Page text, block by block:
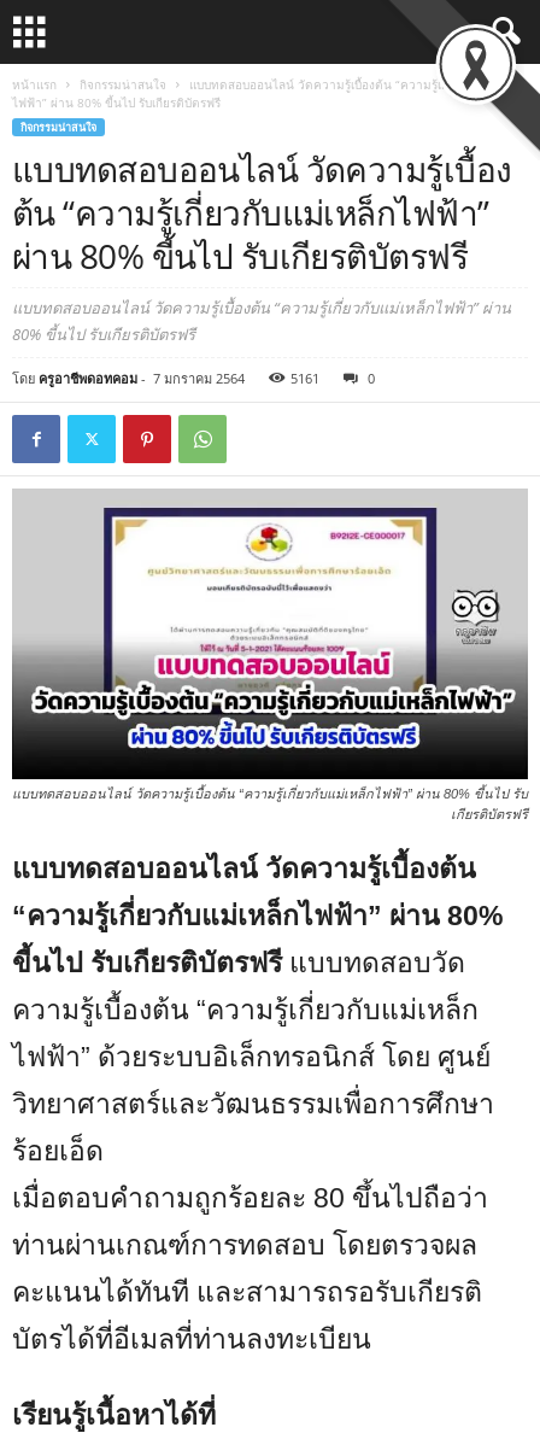
หน้าแรก กิจกรรมน่าสนใจ
แบบทดสอบออนไลน์ วัดความรู้เบื้องต้น “ความรู้เกี่ยวกับแม่เหล็ก
ไฟฟ้า” ผ่าน 80% ขี้นไป รับเกียรติบัตรฟรี
กิจกรรมน่าสนใจ
แบบทดสอบออนไลน์ วัดความรู้เบื้อง
ต้น “ความรู้เกี่ยวกับแม่เหล็กไฟฟ้า”
ผ่าน 80% ขี้นไป รับเกียรติบัตรฟรี
แบบทดสอบออนไลน์ วัดความรู้เบื้องต้น “ความรู้เกี่ยวกับแม่เหล็กไฟฟ้า” ผ่าน
80% ขี้นไป รับเกียรติบัตรฟรี
โดย ครูอาชีพดอทคอม - 7 มกราคม 2564 5161 0
แบบทดสอบออนไลน์ วัดความรู้เบื้องต้น “ความรู้เกี่ยวกับแม่เหล็กไฟฟ้า” ผ่าน 80% ขี้นไป รับ
เกียรติบัตรฟรี
แบบทดสอบออนไลน์ วัดความรู้เบื้องต้น
“ความรู้เกี่ยวกับแม่เหล็กไฟฟ้า” ผ่าน 80%
ขี้นไป รับเกียรติบัตรฟรี แบบทดสอบวัด
ความรู้เบื้องต้น “ความรู้เกี่ยวกับแม่เหล็ก
ไฟฟ้า” ด้วยระบบอิเล็กทรอนิกส์ โดย ศูนย์
วิทยาศาสตร์และวัฒนธรรมเพื่อการศึกษา
ร้อยเอ็ด
เมื่อตอบคำถามถูกร้อยละ 80 ขึ้นไปถือว่า
ท่านผ่านเกณฑ์การทดสอบ โดยตรวจผล
คะแนนได้ทันที และสามารถรอรับเกียรติ
บัตรได้ที่อีเมลที่ท่านลงทะเบียน
เรียนรู้เนื้อหาได้ที่